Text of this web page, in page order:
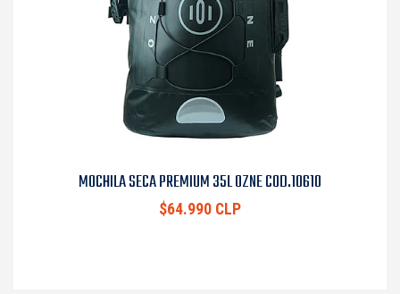
MOCHILA SECA PREMIUM 35L OZNE COD.10610
$64.990 CLP